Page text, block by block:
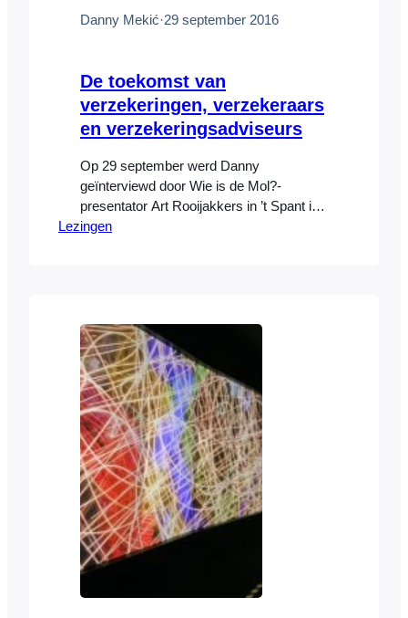
Danny Mekić·29 september 2016
De toekomst van
verzekeringen, verzekeraars
en verzekeringsadviseurs
Op 29 september werd Danny
geïnterviewd door Wie is de Mol?-
presentator Art Rooijakkers in ’t Spant in
Bussum tijdens een evenement voor
onder andere zijn jeugd, innovatie,
privacy, Big Data, de toekomst van
verzekeringen, verzekeraars en de rol…
Lezingen